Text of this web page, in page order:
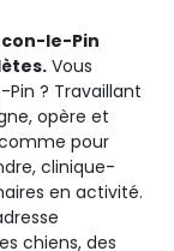
le-Pin
Vous
? Travaillant
opère et
pour
clinique-
en activité.
chiens, des